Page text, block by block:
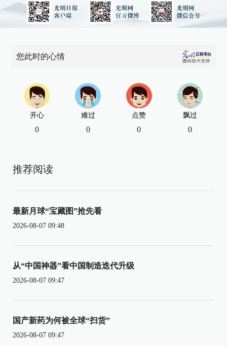
您此时的心情
开心
0
难过
0
点赞
0
飘过
0
推荐阅读
最新月球“宝藏图”抢先看
2026-08-07 09:48
从“中国神器”看中国制造迭代升级
2026-08-07 09:47
国产新药为何被全球“扫货”
2026-08-07 09:47